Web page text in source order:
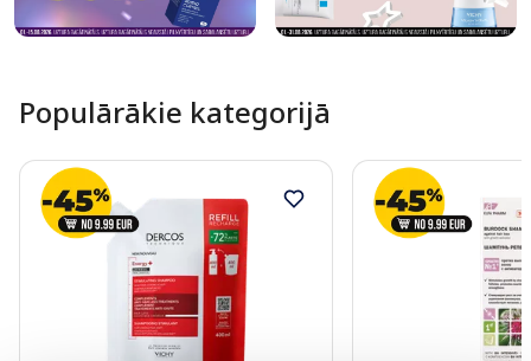
Populārākie kategorijā